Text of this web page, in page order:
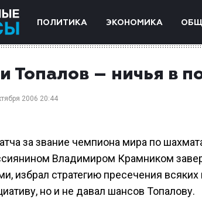
ПОЛИТИКА ЭКОНОМИКА
Топалов – ничья в
2006 20:44
за звание чемпиона мира по
Владимиром Крамником
избрал стратегию пресечения
но и не давал шансов Топалову.